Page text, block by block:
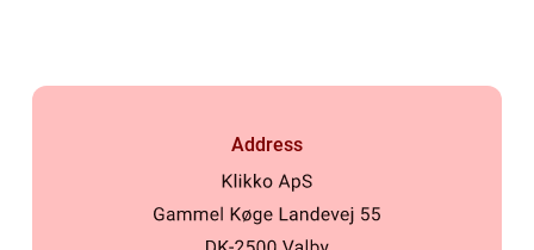
Address